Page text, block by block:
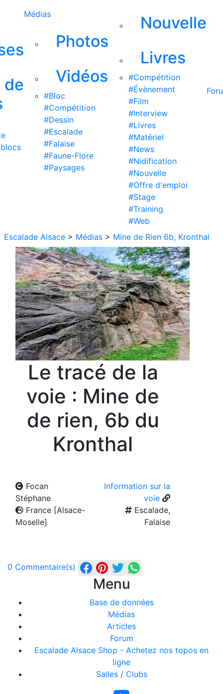
de
Médias
Photos
Vidéos
#Bloc
#Compétition
#Dessin
#Escalade
#Falaise
#Faune-Flore
#Paysages
Nouvelle
Livres
#Compétition
#Évènement
#Film
#Interview
#Livres
#Matériel
#News
#Nidification
#Nouvelle
#Offre d'emploi
#Stage
#Training
#Web
Escalade Alsace > Médias > Mine de Rien 6b, Kronthal
Le tracé de la
voie : Mine de
de rien, 6b du
Kronthal
Focan
Stéphane
Information sur la
voie
France [Alsace-
Moselle]
Escalade,
Falaise
0 Commentaire(s)
Menu
Base de données
Médias
Articles
Forum
Escalade Alsace Shop - Achetez nos topos en
ligne
Salles / Clubs